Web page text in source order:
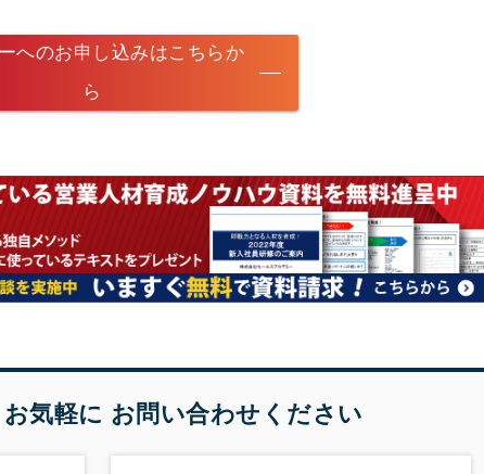
へのお申し込みはこちらか
ら
お気軽に お問い合わせください